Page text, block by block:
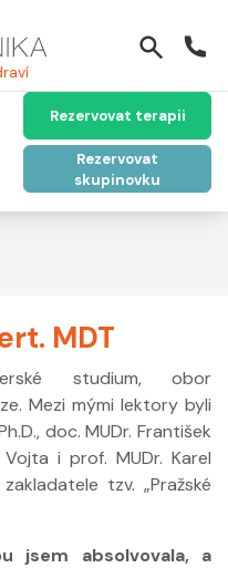
Rezervovat terapii
Rezervovat
skupinovku
MDT
studium, obor
Mezi mými lektory byli
doc. MUDr. František
Vojta i prof. MUDr. Karel
tzv. „Pražské
jsem absolvovala, a